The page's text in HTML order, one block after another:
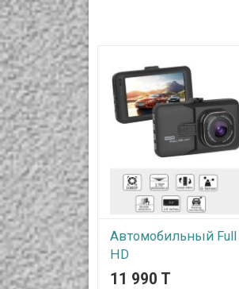
Автомобильный Full
HD
видеорегистратор,
11 990 T